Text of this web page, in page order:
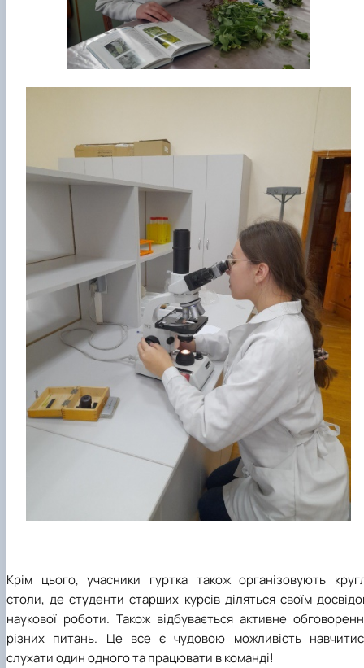
Крім цього, учасники гуртка також організовують
столи, де студенти старших курсів діляться своїм
наукової роботи. Також відбувається активне
різних питань. Це все є чудовою можливість
слухати один одного та працювати в команді!